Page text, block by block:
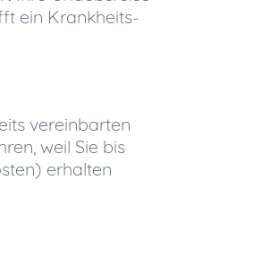
ein Krankheits-
vereinbarten
weil Sie bis
erhalten